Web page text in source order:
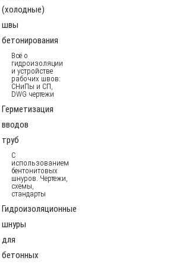
(холодные)
швы
бетонирования
Всё о
гидроизоляции
и устройстве
рабочих швов:
СНиПы и СП,
DWG чертежи
Герметизация
вводов
труб
С
использованием
бентонитовых
шнуров. Чертежи,
схемы,
стандарты
Гидроизоляционные
шнуры
для
бетонных